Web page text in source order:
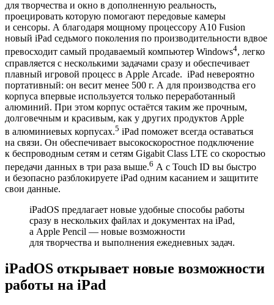
для творчества и окно в дополненную реальность,
проецировать которую помогают передовые камеры
и сенсоры. А благодаря мощному процессору A10 Fusion
новый iPad седьмого поколения по производительности вдвое
превосходит самый продаваемый компьютер Windows4, легко
справляется с несколькими задачами сразу и обеспечивает
плавный игровой процесс в Apple Arcade. iPad невероятно
портативный: он весит менее 500 г. А для производства его
корпуса впервые используется только переработанный
алюминий. При этом корпус остаётся таким же прочным,
долговечным и красивым, как у других продуктов Apple
в алюминиевых корпусах.5 iPad поможет всегда оставаться
на связи. Он обеспечивает высокоскоростное подключение
к беспроводным сетям и сетям Gigabit Class LTE со скоростью
передачи данных в три раза выше.6 А с Touch ID вы быстро
и безопасно разблокируете iPad одним касанием и защитите
свои данные.
iPadOS предлагает новые удобные способы работы
сразу в нескольких файлах и документах на iPad,
а Apple Pencil — новые возможности
для творчества и выполнения ежедневных задач.
iPadOS открывает новые возможности
работы на iPad